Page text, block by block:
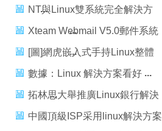
NT與Linux雙系統完全解決方
案
Xteam Webmail V5.0郵件系統
解決方案
[圖]網虎嵌入式手持Linux整體
解決方案
數據：Linux 解決方案看好
拓林思大舉推廣Linux銀行解決
方案
中國頂級ISP采用linux解決方案